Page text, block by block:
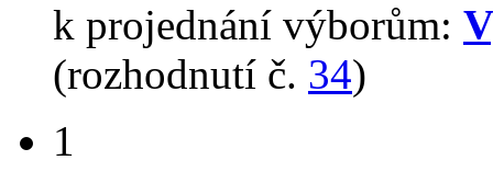
k projednání výborům:
(rozhodnutí č. 34)
1